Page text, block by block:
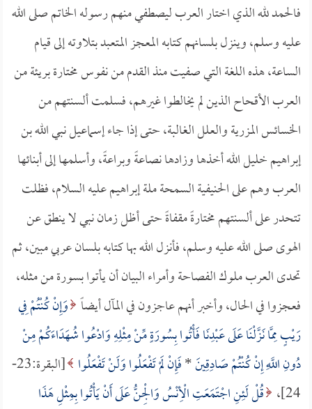
فالحمد لله الذي اختار العرب ليصطفي منهم رسوله الخاتم صلى الله
عليه وسلم، وينزل بلسانهم كتابه المعجز المتعبد بتلاوته إلى قيام
الساعة، هذه اللغة التي صفيت منذ القدم من نفوس مختارة بريئة من
العرب الأقحاح الذين لم يخالطوا غيرهم، فسلمت ألسنتهم من
الخسائس المزرية والعلل الغالبة، حتى إذا جاء إسماعيل نبي الله بن
إبراهيم خليل الله أخذها وزادها نصاعةً وبراعةً، وأسلمها إلى أبنائها
العرب وهم على الحنيفية السمحة ملة إبراهيم عليه السلام، فظلت
تتحدر على ألسنتهم مختارةً مقفاةً حتى أظل زمان نبي لا ينطق عن
الهوى صلى الله عليه وسلم، فأنزل الله بها كتابه بلسان عربي مبين، ثم
تحدى العرب ملوك الفصاحة وأمراء البيان أن يأتوا بسورة من مثله،
فعجزوا في الحال، وأخبر أنهم عاجزون في المآل أيضاً وَإِنْ كُنْتُمْ فِي
رَيْبٍ مِمَّا نَزَّلْنَا عَلَى عَبْدِنَا فَأْتُوا بِسُورَةٍ مِّنْ مِثْلِهِ وَادْعُوا شُهَدَاءَكُمْ مِنْ
دُونِ اللَّهِ إِنْ كُنْتُمْ صَادِقِينَ*فَإِنْ لَمْ تَفْعَلُوا وَلَنْ تَفْعَلُوا
[البقرة:23-
24]،
قُلْ لَئِنِ اجْتَمَعَتِ الْأِنْسُ وَالْجِنُّ عَلَى أَنْ يَأْتُوا بِمِثْلِ هَذَا